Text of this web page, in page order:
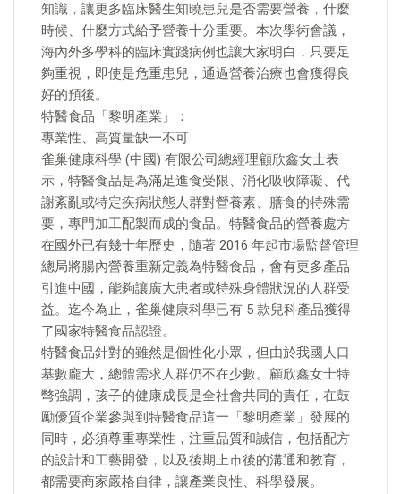
知識，讓更多臨床醫生知曉患兒是否需要營養，什麼
時候、什麼方式給予營養十分重要。本次學術會議，
海內外多學科的臨床實踐病例也讓大家明白，只要足
夠重視，即使是危重患兒，通過營養治療也會獲得良
好的預後。
特醫食品「黎明產業」：
專業性、高質量缺一不可
雀巢健康科學 (中國) 有限公司總經理顧欣鑫女士表
示，特醫食品是為滿足進食受限、消化吸收障礙、代
謝紊亂或特定疾病狀態人群對營養素、膳食的特殊需
要，專門加工配製而成的食品。特醫食品的營養處方
在國外已有幾十年歷史，隨著 2016 年起市場監督管理
總局將腸內營養重新定義為特醫食品，會有更多產品
引進中國，能夠讓廣大患者或特殊身體狀況的人群受
益。迄今為止，雀巢健康科學已有 5 款兒科產品獲得
了國家特醫食品認證。
特醫食品針對的雖然是個性化小眾，但由於我國人口
基數龐大，總體需求人群仍不在少數。顧欣鑫女士特
彆強調，孩子的健康成長是全社會共同的責任，在鼓
勵優質企業參與到特醫食品這一「黎明產業」發展的
同時，必須尊重專業性，注重品質和誠信，包括配方
的設計和工藝開發，以及後期上市後的溝通和教育，
都需要商家嚴格自律，讓產業良性、科學發展。